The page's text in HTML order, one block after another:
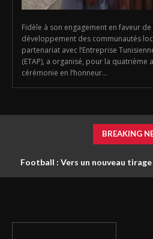
Fidèle à son engagement en faveur de
développement des communautés
partenariat avec l’Entreprise
(ETAP), a organisé, pour la quatrième
cérémonie en l’honneur...
BREAKING
Football : Vers un nouveau